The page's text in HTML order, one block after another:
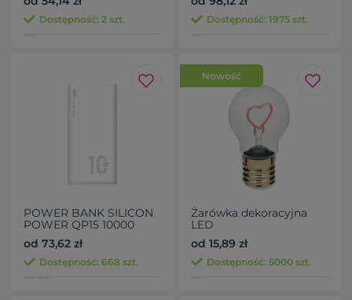
Dostępność: 2 szt.
ładowarka
bezprzewodowa 5W
Dostępność: 1975 szt.
POWER BANK SILICON
POWER QP15 10000
MAH
od 73,62 zł
Dostępność: 668 szt.
Nowość
Żarówka dekoracyjna
LED
od 15,89 zł
Dostępność: 5000 szt.